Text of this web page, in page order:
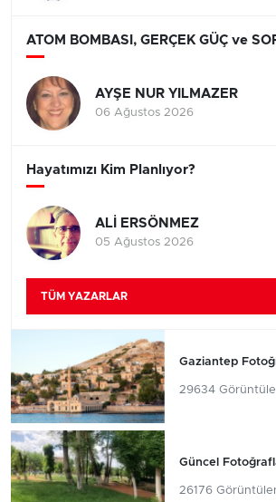
ATOM BOMBASI, GERÇEK GÜÇ ve
AYŞE NUR YILMAZER
06 Ağustos 2026
Hayatımızı Kim Planlıyor?
ALİ ERSÖNMEZ
05 Ağustos 2026
TÜM YAZARLAR
Gaziantep
29634
Güncel
26176